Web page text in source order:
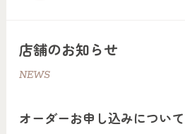
店舗のお知らせ
NEWS
オーダーお申し込みについて